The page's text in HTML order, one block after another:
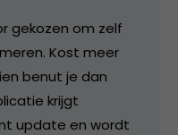
gekozen om zelf
Kost meer
benut je dan
krijgt
update en wordt